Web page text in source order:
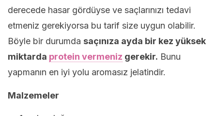
derecede hasar gördüyse ve saçlarınızı tedavi
etmeniz gerekiyorsa bu tarif size uygun olabilir.
Böyle bir durumda saçınıza ayda bir kez yüksek
miktarda protein vermeniz gerekir. Bunu
yapmanın en iyi yolu aromasız jelatindir.
Malzemeler